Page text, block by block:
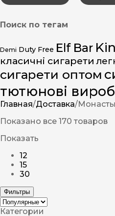
Поиск по тегам
Demi Duty Free Elf Bar
класичні сигарети
сигарети оптом
тютюнові
Главная/Доставка/
Показано все 170 товаров
Показать
12
15
30
Фильтры
Категории